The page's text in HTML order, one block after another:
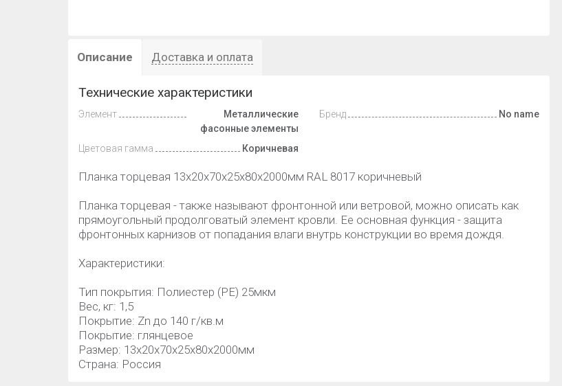
Описание Доставка и оплата
Технические характеристики
Элемент
Металлические
фасонные элементы
Цветовая гамма
Коричневая
Бренд No name
Планка торцевая 13x20x70x25x80х2000мм RAL 8017 коричневый
Планка торцевая - также называют фронтонной или ветровой, можно описать как
прямоугольный продолговатый элемент кровли. Ее основная функция - защита
фронтонных карнизов от попадания влаги внутрь конструкции во время дождя.
Характеристики:
Тип покрытия: Полиестер (РЕ) 25мкм
Вес, кг: 1,5
Покрытие: Zn до 140 г/кв.м
Покрытие: глянцевое
Размер: 13x20x70x25x80х2000мм
Страна: Россия